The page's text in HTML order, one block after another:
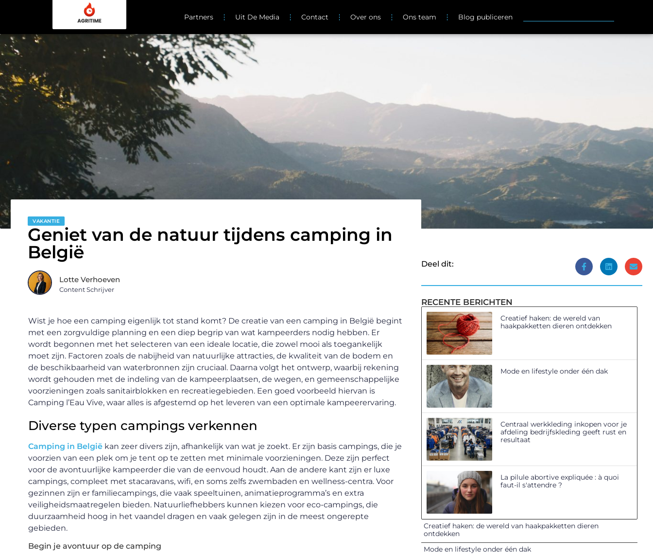
Partners Uit De Media Contact Over ons Ons team Blog publiceren
VAKANTIE
Geniet van de natuur tijdens camping in
België
Lotte Verhoeven
Content Schrijver
Wist je hoe een camping eigenlijk tot stand komt? De creatie van een camping in België begint
met een zorgvuldige planning en een diep begrip van wat kampeerders nodig hebben. Er
wordt begonnen met het selecteren van een ideale locatie, die zowel mooi als toegankelijk
moet zijn. Factoren zoals de nabijheid van natuurlijke attracties, de kwaliteit van de bodem en
de beschikbaarheid van waterbronnen zijn cruciaal. Daarna volgt het ontwerp, waarbij rekening
wordt gehouden met de indeling van de kampeerplaatsen, de wegen, en gemeenschappelijke
voorzieningen zoals sanitairblokken en recreatiegebieden. Een goed voorbeeld hiervan is
Camping l’Eau Vive, waar alles is afgestemd op het leveren van een optimale kampeerervaring.
Diverse typen campings verkennen
Camping in België kan zeer divers zijn, afhankelijk van wat je zoekt. Er zijn basis campings, die je
voorzien van een plek om je tent op te zetten met minimale voorzieningen. Deze zijn perfect
voor de avontuurlijke kampeerder die van de eenvoud houdt. Aan de andere kant zijn er luxe
campings, compleet met stacaravans, wifi, en soms zelfs zwembaden en wellness-centra. Voor
gezinnen zijn er familiecampings, die vaak speeltuinen, animatieprogramma’s en extra
veiligheidsmaatregelen bieden. Natuurliefhebbers kunnen kiezen voor eco-campings, die
duurzaamheid hoog in het vaandel dragen en vaak gelegen zijn in de meest ongerepte
gebieden.
Begin je avontuur op de camping
Deel dit:
RECENTE BERICHTEN
Creatief haken: de wereld van
haakpakketten dieren ontdekken
Mode en lifestyle onder één dak
Centraal werkkleding inkopen voor je
afdeling bedrijfskleding geeft rust en
resultaat
La pilule abortive expliquée : à quoi
faut-il s'attendre ?
Creatief haken: de wereld van haakpakketten dieren
ontdekken
Mode en lifestyle onder één dak